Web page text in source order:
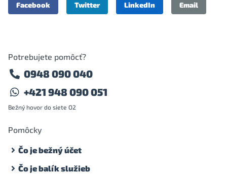
Facebook Twitter LinkedIn Email
Potrebujete pomôcť?
0948 090 040
+421 948 090 051
Bežný hovor do siete O2
Pomôcky
Čo je bežný účet
Čo je balík služieb